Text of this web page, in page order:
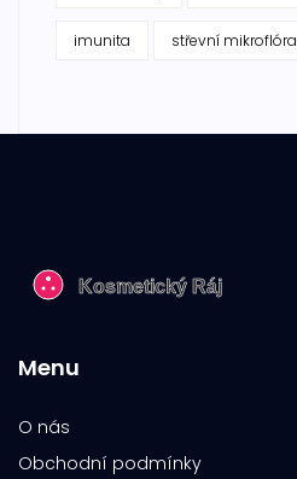
imunita střevní mikroflóra
Menu
O nás
Obchodní podmínky